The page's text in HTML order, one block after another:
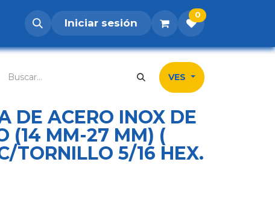
Postúlate Inicio Tienda
Iniciar sesión
0
VES
DE ACERO INOX DE
(14 MM-27 MM) (
TORNILLO 5/16 HEX.